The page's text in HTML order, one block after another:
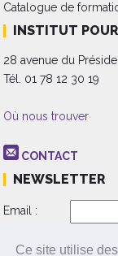
Ce site utilise
Catalogue de
INSTITUT
28 avenue du
Tél. 01 78 12 30 19
Où nous trouver
CONTACT
NEWSLETTER
Email :